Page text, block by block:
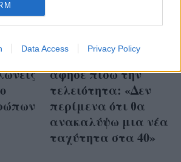
Data Access Privacy Policy
Η Anne Hathaway
άφησε πίσω την
τελειότητα: «Δεν
περίμενα ότι θα
ανακαλύψω μια νέα
ταχύτητα στα 40»